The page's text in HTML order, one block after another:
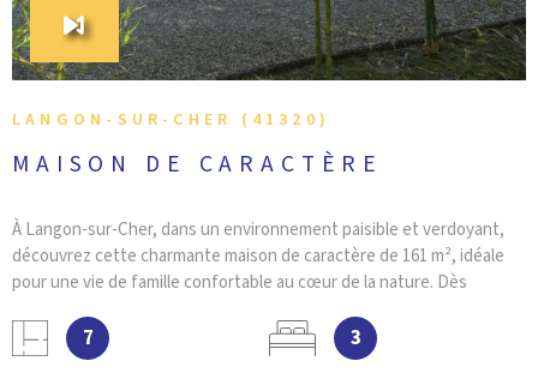
LANGON-SUR-CHER (41320)
MAISON DE CARACTÈRE
À Langon-sur-Cher, dans un environnement paisible et verdoyant,
découvrez cette charmante maison de caractère de 161 m², idéale
pour une vie de famille confortable au cœur de la nature. Dès
belle terrasse, parfaite pour profiter des journées ensoleillées. Le
rez-de-chaussée se compose d’une cuisine spacieuse, aménagée et
7 3